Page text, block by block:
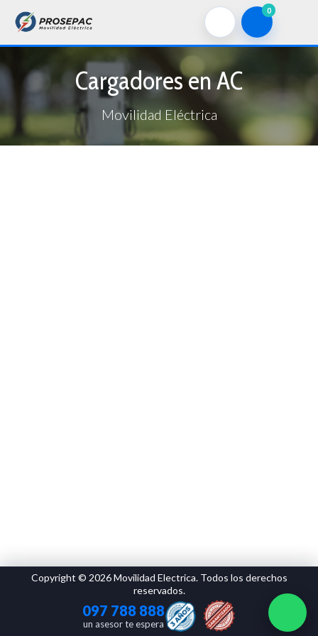
0
Cargadores en AC
Movilidad Eléctrica
Copyright © 2026 Movilidad Electrica. Todos los derechos
reservados.
097 788 888
un asesor te espera